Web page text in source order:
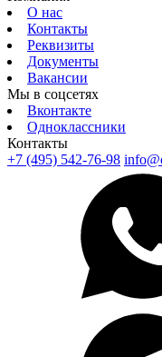
О нас
Контакты
Реквизиты
Документы
Вакансии
Мы в соцсетях
Вконтакте
Одноклассники
Контакты
+7 (495) 542-76-98